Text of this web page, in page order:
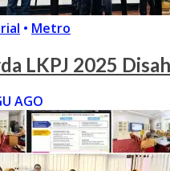
• Metro
LKPJ 2025
AGO